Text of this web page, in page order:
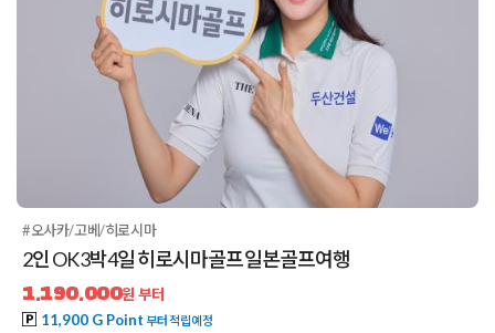
#오사카/고베/히로시마
2인 OK 3박4일 히로시마골프 일본골프여행
1,190,000원 부터
11,900 G Point 부터 적립예정